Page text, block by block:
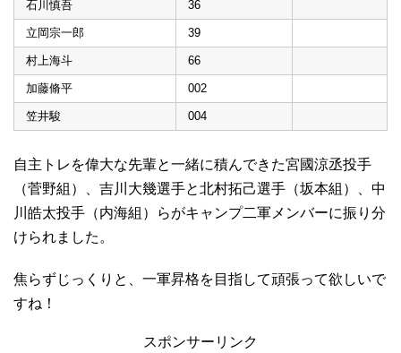
石川慎吾 36
立岡宗一郎 39
村上海斗 66
加藤脩平 002
笠井駿 004
自主トレを偉大な先輩と一緒に積んできた宮國涼丞投手
（菅野組）、吉川大幾選手と北村拓己選手（坂本組）、中
川皓太投手（内海組）らがキャンプ二軍メンバーに振り分
けられました。
焦らずじっくりと、一軍昇格を目指して頑張って欲しいで
すね！
スポンサーリンク